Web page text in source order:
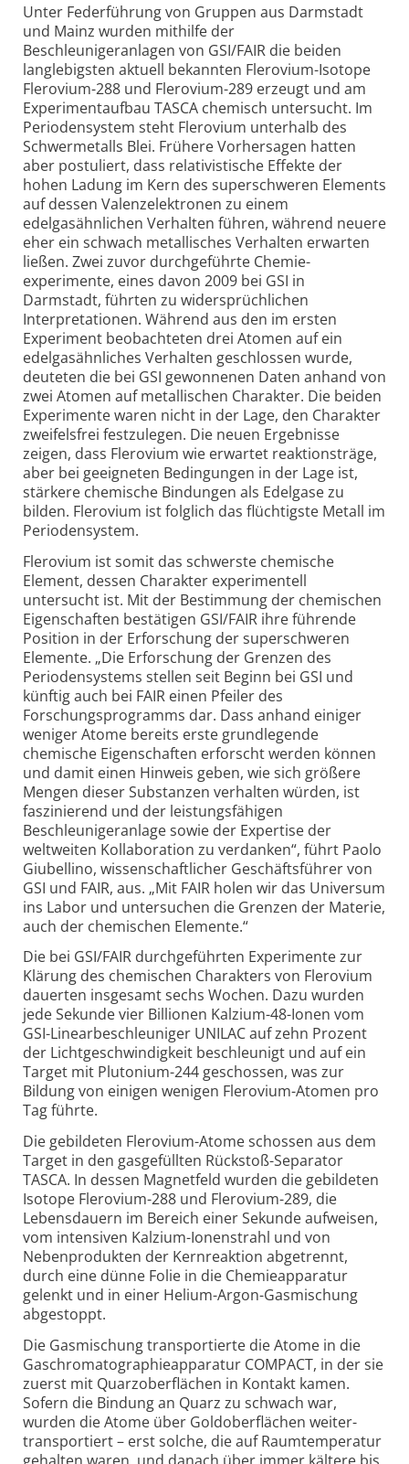
Unter Federführung von Gruppen aus Darmstadt
und Mainz wurden mithilfe der
Beschleunigeranlagen von GSI/FAIR die beiden
langlebigsten aktuell bekannten Flerovium-Isotope
Flerovium-288 und Flerovium-289 erzeugt und am
Experimentaufbau TASCA chemisch untersucht. Im
Periodensystem steht Flerovium unterhalb des
Schwermetalls Blei. Frühere Vorhersagen hatten
aber postuliert, dass relativistische Effekte der
hohen Ladung im Kern des superschweren Elements
auf dessen Valenzelektronen zu einem
edelgasähnlichen Verhalten führen, während neuere
eher ein schwach metallisches Verhalten erwarten
ließen. Zwei zuvor durchgeführte Chemie­
experimente, eines davon 2009 bei GSI in
Darmstadt, führten zu widersprüchlichen
Interpretationen. Während aus den im ersten
Experiment beobachteten drei Atomen auf ein
edelgasähnliches Verhalten geschlossen wurde,
deuteten die bei GSI gewonnenen Daten anhand von
zwei Atomen auf metallischen Charakter. Die beiden
Experimente waren nicht in der Lage, den Charakter
zweifelsfrei festzulegen. Die neuen Ergebnisse
zeigen, dass Flerovium wie erwartet reaktionsträge,
aber bei geeigneten Bedingungen in der Lage ist,
stärkere chemische Bindungen als Edelgase zu
bilden. Flerovium ist folglich das flüchtigste Metall im
Periodensystem.
Flerovium ist somit das schwerste chemische
Element, dessen Charakter experimentell
untersucht ist. Mit der Bestimmung der chemischen
Eigenschaften bestätigen GSI/FAIR ihre führende
Position in der Erforschung der superschweren
Elemente. „Die Erforschung der Grenzen des
Periodensystems stellen seit Beginn bei GSI und
künftig auch bei FAIR einen Pfeiler des
Forschungsprogramms dar. Dass anhand einiger
weniger Atome bereits erste grundlegende
chemische Eigenschaften erforscht werden können
und damit einen Hinweis geben, wie sich größere
Mengen dieser Substanzen verhalten würden, ist
faszinierend und der leistungs­fähigen
Beschleuniger­anlage sowie der Expertise der
weltweiten Kollaboration zu verdanken“, führt Paolo
Giubellino, wissenschaftlicher Geschäftsführer von
GSI und FAIR, aus. „Mit FAIR holen wir das Universum
ins Labor und untersuchen die Grenzen der Materie,
auch der chemischen Elemente.“
Die bei GSI/FAIR durchgeführten Experimente zur
Klärung des chemischen Charakters von Flerovium
dauerten insgesamt sechs Wochen. Dazu wurden
jede Sekunde vier Billionen Kalzium-48-Ionen vom
GSI-Linearbeschleuniger UNILAC auf zehn Prozent
der Lichtgeschwindigkeit beschleunigt und auf ein
Target mit Plutonium-244 geschossen, was zur
Bildung von einigen wenigen Flerovium-Atomen pro
Tag führte.
Die gebildeten Flerovium-Atome schossen aus dem
Target in den gasgefüllten Rückstoß-Separator
TASCA. In dessen Magnetfeld wurden die gebildeten
Isotope Flerovium-288 und Flerovium-289, die
Lebensdauern im Bereich einer Sekunde aufweisen,
vom intensiven Kalzium-Ionenstrahl und von
Nebenprodukten der Kernreaktion abgetrennt,
durch eine dünne Folie in die Chemieapparatur
gelenkt und in einer Helium-Argon-Gasmischung
abgestoppt.
Die Gasmischung transportierte die Atome in die
Gas­chromatographie­apparatur COMPACT, in der sie
zuerst mit Quarz­oberflächen in Kontakt kamen.
Sofern die Bindung an Quarz zu schwach war,
wurden die Atome über Goldoberflächen weiter­
transportiert – erst solche, die auf Raumtemperatur